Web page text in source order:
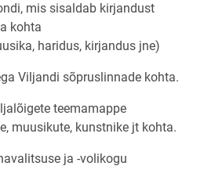
mis sisaldab kirjandust
kohta
haridus, kirjandus jne)
Viljandi sõpruslinnade kohta.
teemamappe
muusikute, kunstnike jt kohta.
ja -volikogu